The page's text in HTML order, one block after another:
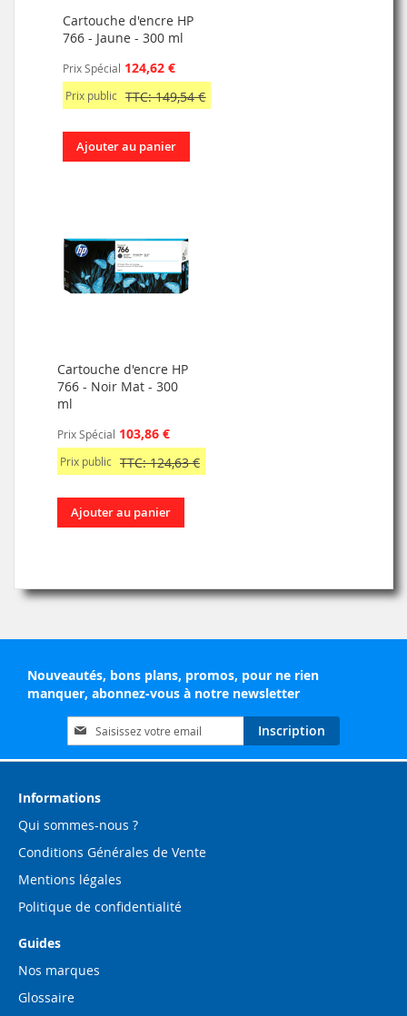
Cartouche d'encre HP
766 - Jaune - 300 ml
Prix Spécial 124,62 €
Prix public TTC: 149,54 €
Ajouter au panier
Cartouche d'encre HP
766 - Noir Mat - 300
ml
Prix Spécial 103,86 €
Prix public TTC: 124,63 €
Ajouter au panier
Nouveautés, bons plans, promos, pour ne rien
manquer, abonnez-vous à notre newsletter
Inscription
à
notre
d’information
Inscription
Informations
Qui sommes-nous ?
Conditions Générales de Vente
Mentions légales
Politique de confidentialité
Guides
Nos marques
Glossaire